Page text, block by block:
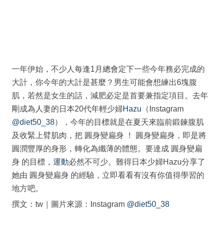
一年伊始，不少人每逢1月總會定下一些今年務必完成的
大計，你今年的大計是甚麼？男生可能會想練出6塊腹
肌，若然是女生的話，減肥必定是首要兼指定項目。去年
剛成為人妻的日本20代年輕少婦Hazu （Instagram
@diet50_38），今年的目標就是在夏天來臨前鍛鍊腹肌
及收緊上臂肌肉，把 圓身變扁身 ！ 圓身變扁身，即是將
圓潤豐厚的身形，轉化為纖薄的體態。要達成 圓身變扁
身 的目標， 運動必然不可少。難得日本少婦Hazu分享了
她由 圓身變扁身 的經驗，立即看看有沒有你值得學習的
地方吧。
撰文：tw｜圖片來源：Instagram @diet50_38